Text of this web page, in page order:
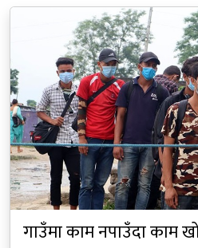
गाउँमा काम नपाउँदा काम